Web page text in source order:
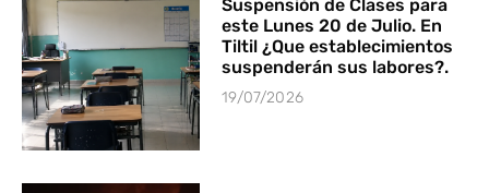
Suspensión de Clases para
este Lunes 20 de Julio. En
Tiltil ¿Que establecimientos
suspenderán sus labores?.
19/07/2026